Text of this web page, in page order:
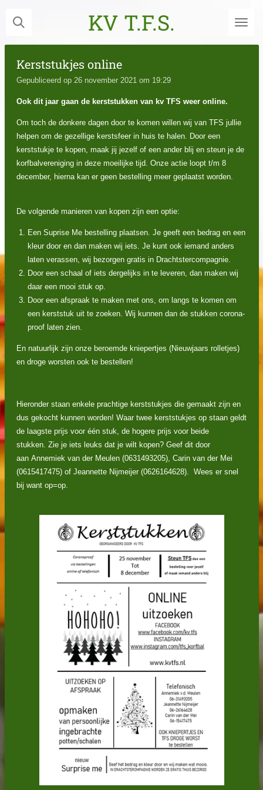
direct
hoofdinhoud
KV T.F.S.
Kerststukjes online
Gepubliceerd op 26 november 2021 om 19:29
Ook dit jaar gaan de kerststukken van kv TFS weer online.
Om toch de donkere dagen door te komen willen wij van TFS jullie
helpen om de gezellige kerstsfeer in huis te halen. Door een
kerststukje te kopen, maak jij jezelf of een ander blij en steun je de
korfbalvereniging in deze moeilijke tijd. Onze actie loopt t/m 8
december, hierna kan er geen bestelling meer geplaatst worden.
De volgende manieren van kopen zijn een optie:
Een Suprise Me bestelling plaatsen. Je geeft een bedrag en een
kleur door en dan maken wij iets. Je kunt ook iemand anders
laten verassen, wij bezorgen gratis in Drachtstercompagnie.
Door een schaal of iets dergelijks in te leveren, dan maken wij
daar een mooi stuk op.
Door een afspraak te maken met ons, om langs te komen om
een kerststuk uit te zoeken. Wij kunnen dan de stukken corona-
proof laten zien.
En natuurlijk zijn onze beroemde kniepertjes (Nieuwjaars rolletjes)
en droge worsten ook te bestellen!
Hieronder staan enkele prachtige kerststukjes die gemaakt zijn en
dus gekocht kunnen worden! Waar twee kerststukjes op staan geldt
de laagste prijs voor één stuk, de hogere prijs voor beide
stukken. Zie je iets leuks dat je wilt kopen? Geef dit door
aan Annemiek van der Meulen (0631493205), Carin van der Mei
(0615417475) of Jeannette Nijmeijer (0626164628). Wees er snel
bij want op=op.